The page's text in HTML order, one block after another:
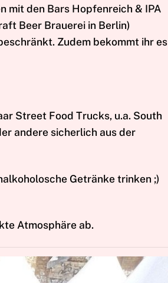
mit den Bars Hopfenreich & IPA
Beer Brauerei in Berlin)
Zudem bekommt ihr es
Street Food Trucks, u.a. South
andere sicherlich aus der
Getränke trinken ;)
Atmosphäre ab.